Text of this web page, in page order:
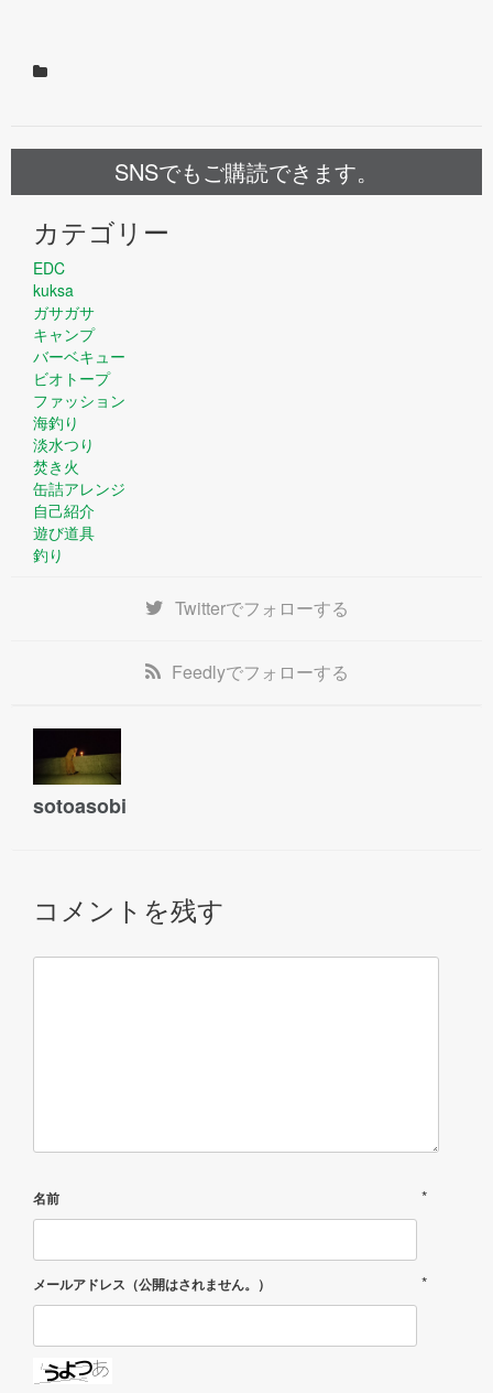
SNSでもご購読できます。
カテゴリー
EDC
kuksa
ガサガサ
キャンプ
バーベキュー
ビオトープ
ファッション
海釣り
淡水つり
焚き火
缶詰アレンジ
自己紹介
遊び道具
釣り
Twitterでフォローする
Feedlyでフォローする
sotoasobi
コメントを残す
名前 *
メールアドレス（公開はされません。） *